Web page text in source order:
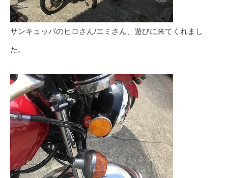
サンキュッパのヒロさん/エミさん、遊びに来てくれまし
た。